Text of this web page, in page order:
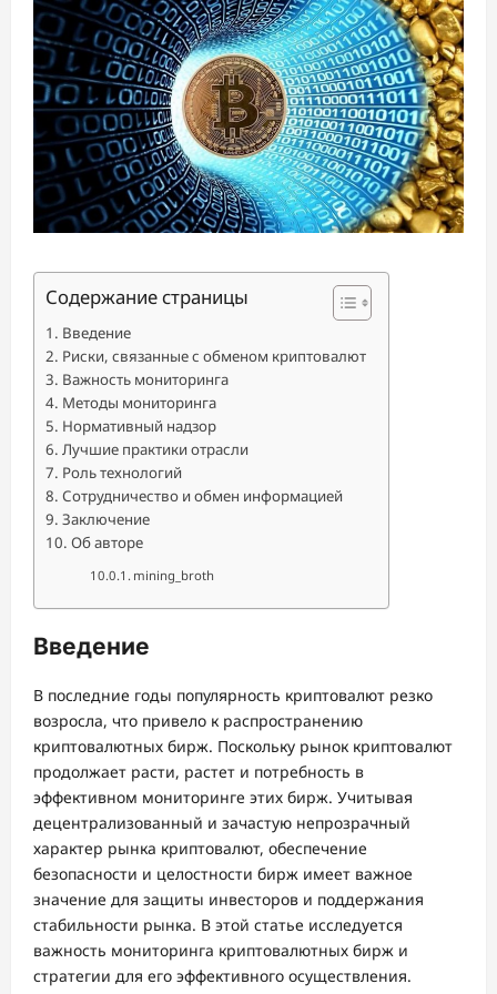
Содержание страницы
Введение
Риски, связанные с обменом криптовалют
Важность мониторинга
Методы мониторинга
Нормативный надзор
Лучшие практики отрасли
Роль технологий
Сотрудничество и обмен информацией
Заключение
Об авторе
mining_broth
Введение
В последние годы популярность криптовалют резко
возросла, что привело к распространению
криптовалютных бирж. Поскольку рынок криптовалют
продолжает расти, растет и потребность в
эффективном мониторинге этих бирж. Учитывая
децентрализованный и зачастую непрозрачный
характер рынка криптовалют, обеспечение
безопасности и целостности бирж имеет важное
значение для защиты инвесторов и поддержания
стабильности рынка. В этой статье исследуется
важность мониторинга криптовалютных бирж и
стратегии для его эффективного осуществления.